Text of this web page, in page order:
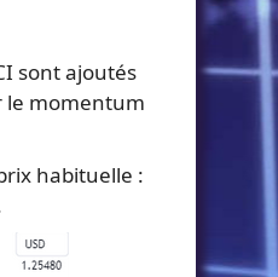
sont ajoutés
le momentum
habituelle :